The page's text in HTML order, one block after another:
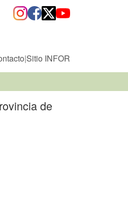
|Sitio INFOR
de